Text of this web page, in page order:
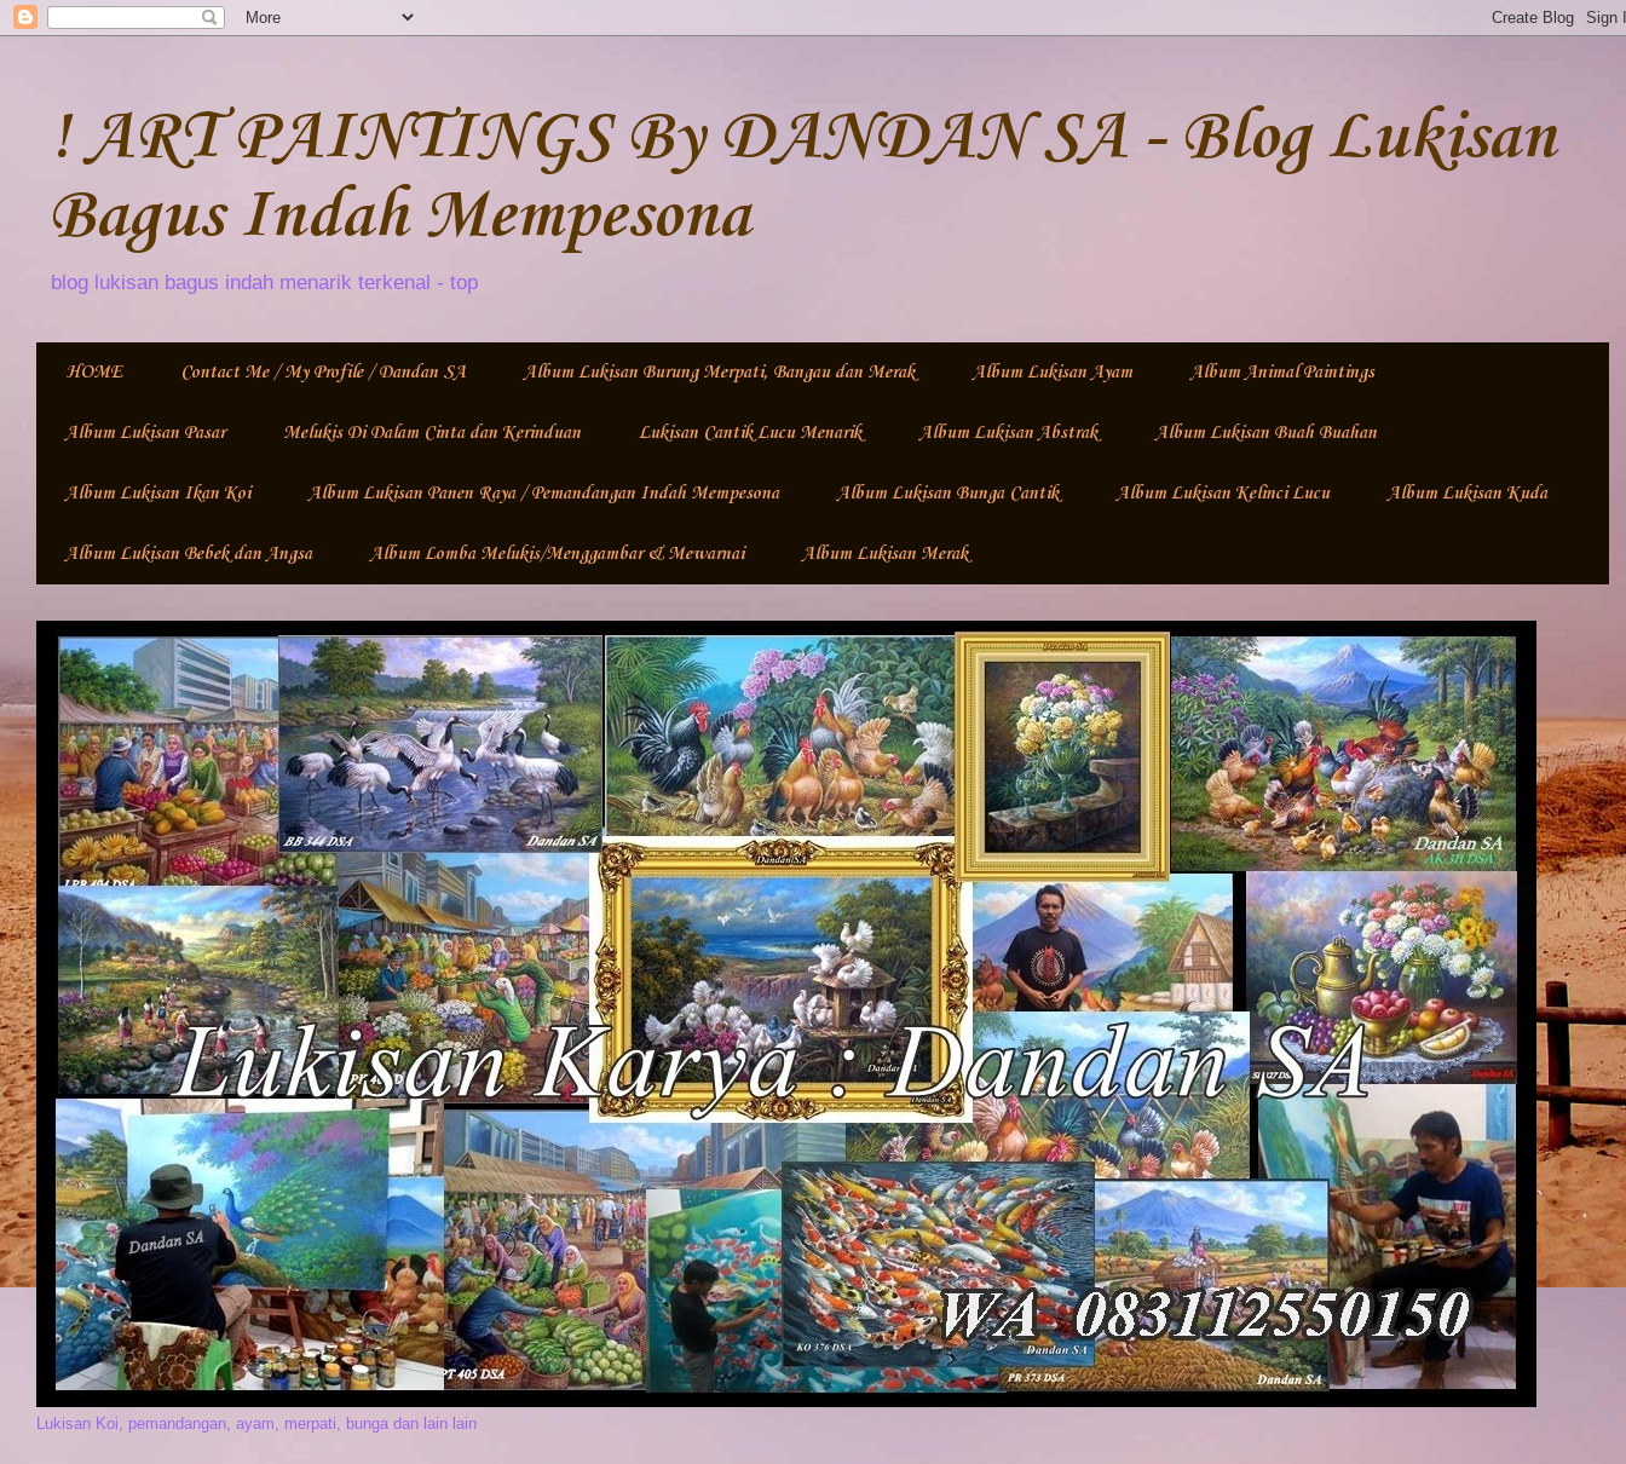
! ART PAINTINGS By DANDAN SA - Blog Lukisan
Bagus Indah Mempesona
blog lukisan bagus indah menarik terkenal - top
HOME Contact Me / My Profile / Dandan SA Album Lukisan Burung Merpati, Bangau dan Merak Album Lukisan Ayam Album Animal Paintings
Album Lukisan Pasar Melukis Di Dalam Cinta dan Kerinduan Lukisan Cantik Lucu Menarik Album Lukisan Abstrak Album Lukisan Buah Buahan
Album Lukisan Ikan Koi Album Lukisan Panen Raya / Pemandangan Indah Mempesona Album Lukisan Bunga Cantik Album Lukisan Kelinci Lucu Album Lukisan Kuda
Album Lukisan Bebek dan Angsa Album Lomba Melukis/Menggambar & Mewarnai Album Lukisan Merak
Lukisan Koi, pemandangan, ayam, merpati, bunga dan lain lain